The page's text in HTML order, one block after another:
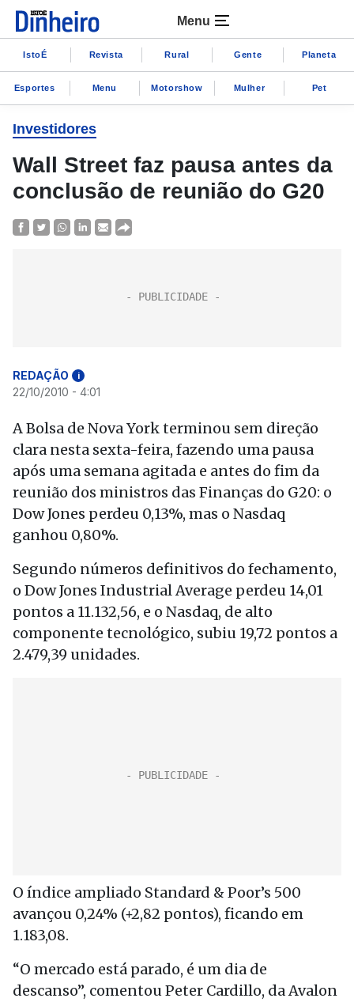
Menu
IstoÉ Revista Rural Gente Planeta
Esportes Menu Motorshow Mulher Pet
Investidores
Wall Street faz pausa antes da
conclusão de reunião do G20
REDAÇÃO i
22/10/2010 - 4:01
A Bolsa de Nova York terminou sem direção
clara nesta sexta-feira, fazendo uma pausa
após uma semana agitada e antes do fim da
reunião dos ministros das Finanças do G20: o
Dow Jones perdeu 0,13%, mas o Nasdaq
ganhou 0,80%.
Segundo números definitivos do fechamento,
o Dow Jones Industrial Average perdeu 14,01
pontos a 11.132,56, e o Nasdaq, de alto
componente tecnológico, subiu 19,72 pontos a
2.479,39 unidades.
O índice ampliado Standard & Poor’s 500
avançou 0,24% (+2,82 pontos), ficando em
1.183,08.
“O mercado está parado, é um dia de
descanso”, comentou Peter Cardillo, da Avalon